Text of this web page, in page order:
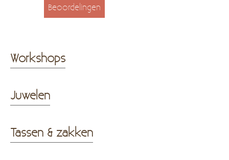
Workshops
Juwelen
Tassen & zakken
Beoordelingen